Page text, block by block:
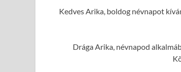
Kedves Arika, boldog névnapot
Drága Arika, névnapod